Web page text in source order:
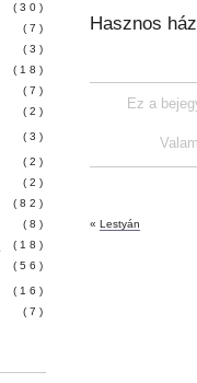
Hasznos
Ez a
« Lestyán
(30)
(7)
(3)
(18)
(7)
(2)
(3)
(2)
(2)
(82)
(8)
(18)
(56)
(16)
(7)